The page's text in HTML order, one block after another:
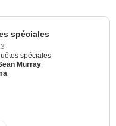
spéciales
spéciales
Murray